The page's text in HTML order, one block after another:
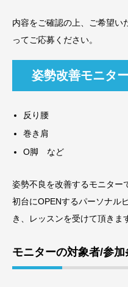
内容をご確認の上、ご希望い
ってご応募ください。
姿勢改善モニタ
反り腰
巻き肩
O脚 など
姿勢不良を改善するモニター
初台にOPENするパーソナル
き、レッスンを受けて頂きま
モニターの対象者/参加